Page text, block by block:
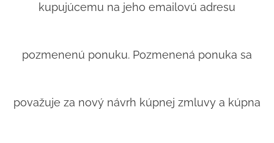
kupujúcemu na jeho emailovú adresu
pozmenenú ponuku. Pozmenená ponuka sa
považuje za nový návrh kúpnej zmluvy a kúpna